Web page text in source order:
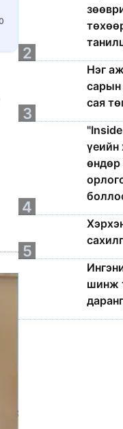
2
Нэг
сая
3
үеийн
өндөр
4
5
шинж